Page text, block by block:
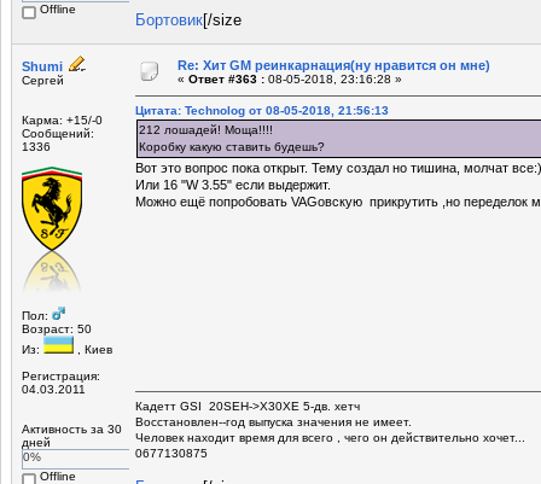
Offline
Бортовик[/size
Shumi
Сергей
Карма: +15/-0
Сообщений:
1336
Пол:
Возраст: 50
Из:
, Киев
Регистрация:
04.03.2011
Активность за 30
дней
0%
Offline
Re: Хит GM реинкарнация(ну нравится он мне)
« Ответ #363 : 08-05-2018, 23:16:28 »
Цитата: Technolog от 08-05-2018, 21:56:13
212 лошадей! Моща!!!!
Коробку какую ставить будешь?
Вот это вопрос пока открыт. Тему создал но тишина, молчат
Или 16 "W 3.55" если выдержит.
Можно ещё попробовать VAGовскую прикрутить ,но переделок
Кадетт GSI 20SEH->X30XE 5-дв. хетч
Восстановлен--год выпуска значения не имеет.
Человек находит время для всего , чего он действительно хочет...
0677130875